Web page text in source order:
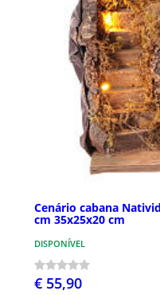
Cenário cabana
cm 35x25x20 cm
DISPONÍVEL
€ 55,90